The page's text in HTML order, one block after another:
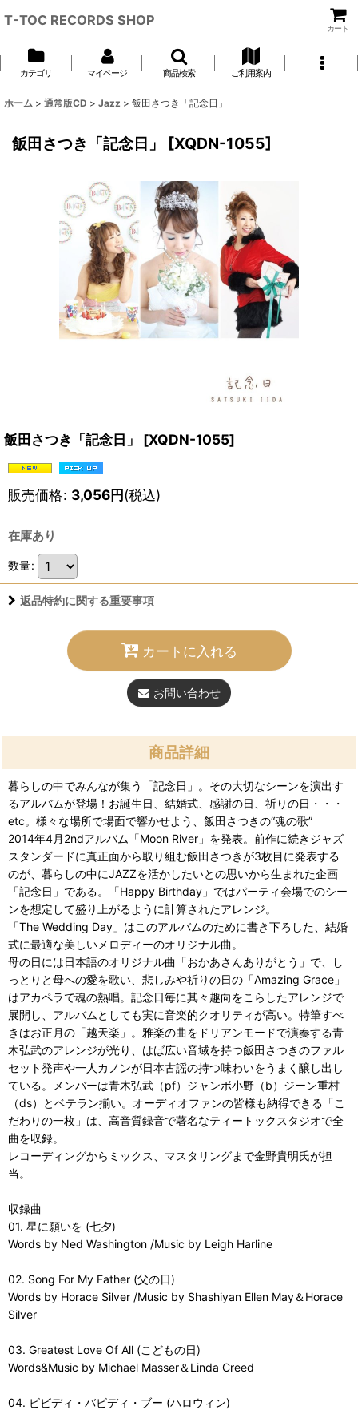
T-TOC RECORDS SHOP
カート
カテゴリ マイページ 商品検索 ご利用案内
ホーム > 通常版CD > Jazz > 飯田さつき「記念日」
飯田さつき「記念日」 [XQDN-1055]
飯田さつき「記念日」 [XQDN-1055]
販売価格: 3,056円(税込)
在庫あり
数量:
返品特約に関する重要事項
カートに入れる
お問い合わせ
商品詳細
暮らしの中でみんなが集う「記念日」。その大切なシーンを演出す
るアルバムが登場！お誕生日、結婚式、感謝の日、祈りの日・・・
etc。様々な場所で場面で響かせよう、飯田さつきの“魂の歌”
2014年4月2ndアルバム「Moon River」を発表。前作に続きジャズ
スタンダードに真正面から取り組む飯田さつきが3枚目に発表する
のが、暮らしの中にJAZZを活かしたいとの思いから生まれた企画
「記念日」である。「Happy Birthday」ではパーティ会場でのシー
ンを想定して盛り上がるように計算されたアレンジ。
「The Wedding Day」はこのアルバムのために書き下ろした、結婚
式に最適な美しいメロディーのオリジナル曲。
母の日には日本語のオリジナル曲「おかあさんありがとう」で、し
っとりと母への愛を歌い、悲しみや祈りの日の「Amazing Grace」
はアカペラで魂の熱唱。記念日毎に其々趣向をこらしたアレンジで
展開し、アルバムとしても実に音楽的クオリティが高い。特筆すべ
きはお正月の「越天楽」。雅楽の曲をドリアンモードで演奏する青
木弘武のアレンジが光り、はば広い音域を持つ飯田さつきのファル
セット発声や一人カノンが日本古謡の持つ味わいをうまく醸し出し
ている。メンバーは青木弘武（pf）ジャンボ小野（b）ジーン重村
（ds）とベテラン揃い。オーディオファンの皆様も納得できる「こ
だわりの一枚」は、高音質録音で著名なティートックスタジオで全
曲を収録。
レコーディングからミックス、マスタリングまで金野貴明氏が担
当。
収録曲
01. 星に願いを (七夕)
Words by Ned Washington /Music by Leigh Harline
02. Song For My Father (父の日)
Words by Horace Silver /Music by Shashiyan Ellen May＆Horace
Silver
03. Greatest Love Of All (こどもの日)
Words&Music by Michael Masser＆Linda Creed
04. ビビディ・バビディ・ブー (ハロウィン)